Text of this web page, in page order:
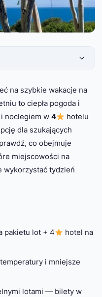
na szybkie wakacje na
to ciepła pogoda i
i noclegiem w 4
hotelu
dla szukających
co obejmuje
miejscowości na
wykorzystać tydzień
pakietu lot + 4
hotel na
i mniejsze
lotami — bilety w